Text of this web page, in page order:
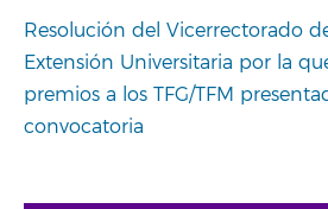
Resolución del Vicerrectorado
Extensión Universitaria por la
premios a los TFG/TFM
convocatoria